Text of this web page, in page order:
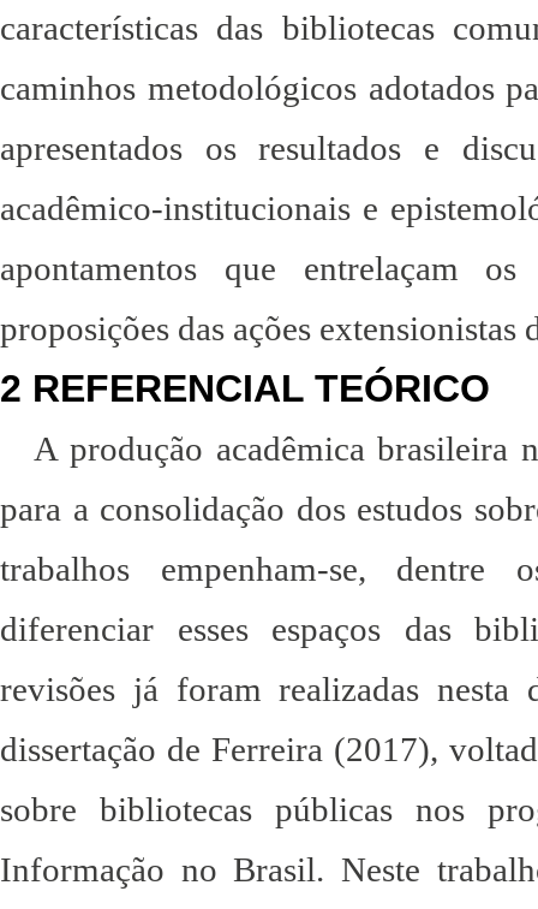
características das bibliotecas
caminhos metodológicos adotados
apresentados os resultados e
acadêmico-institucionais e
apontamentos que entrelaçam
proposições das ações
2 REFERENCIAL TEÓRICO
A produção acadêmica brasileira
para a consolidação dos estudos
trabalhos empenham-se, dentre
diferenciar esses espaços das
revisões já foram realizadas nesta
dissertação de Ferreira (2017),
sobre bibliotecas públicas nos
Informação no Brasil. Neste